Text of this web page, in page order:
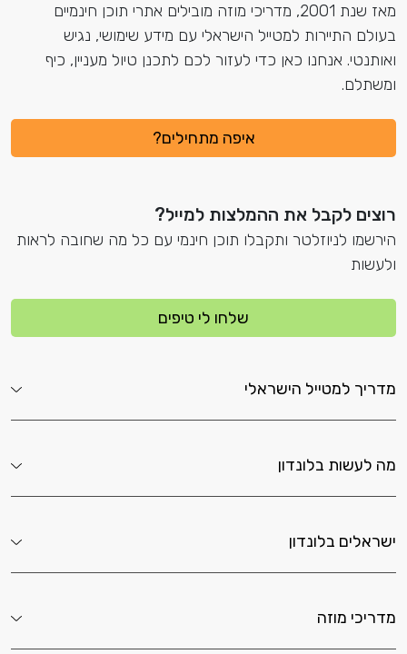
מאז שנת 2001, מדריכי מוזה מובילים אתרי תוכן חינמיים
בעולם התיירות למטייל הישראלי עם מידע שימושי, נגיש
ואותנטי. אנחנו כאן כדי לעזור לכם לתכנן טיול מעניין, כיף
ומשתלם.
איפה מתחילים?
רוצים לקבל את ההמלצות למייל?
הירשמו לניוזלטר ותקבלו תוכן חינמי עם כל מה שחובה לראות
ולעשות
שלחו לי טיפים
מדריך למטייל הישראלי
מה לעשות בלונדון
ישראלים בלונדון
מדריכי מוזה